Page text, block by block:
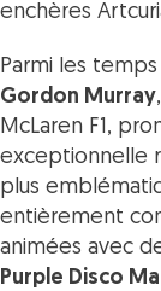
enchères
Parmi les
Gordon Murray
McLaren F1,
exceptionnelle
plus
entièrement
animées avec
Purple Disco